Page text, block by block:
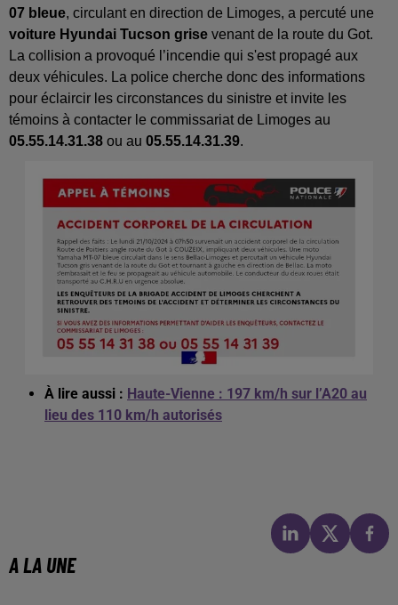
07 bleue, circulant en direction de Limoges, a percuté une
voiture Hyundai Tucson grise venant de la route du Got.
La collision a provoqué l’incendie qui s'est propagé aux
deux véhicules. La police cherche donc des informations
pour éclaircir les circonstances du sinistre et invite les
témoins à contacter le commissariat de Limoges au
05.55.14.31.38 ou au 05.55.14.31.39.
À lire aussi : Haute-Vienne : 197 km/h sur l’A20 au
lieu des 110 km/h autorisés
A LA UNE